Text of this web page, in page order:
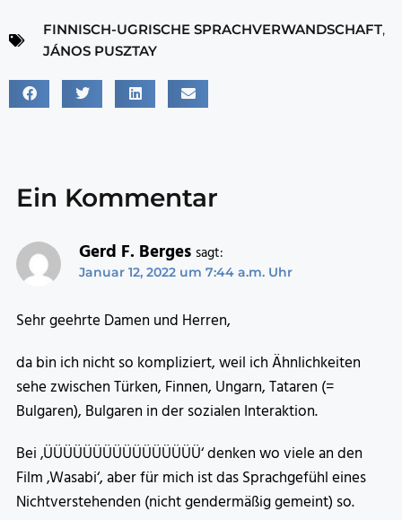
FINNISCH-UGRISCHE SPRACHVERWANDSCHAFT,
JÁNOS PUSZTAY
Ein Kommentar
Gerd F. Berges sagt:
Januar 12, 2022 um 7:44 a.m. Uhr
Sehr geehrte Damen und Herren,
da bin ich nicht so kompliziert, weil ich Ähnlichkeiten
sehe zwischen Türken, Finnen, Ungarn, Tataren (=
Bulgaren), Bulgaren in der sozialen Interaktion.
Bei ‚ÜÜÜÜÜÜÜÜÜÜÜÜÜÜÜÜ‘ denken wo viele an den
Film ‚Wasabi‘, aber für mich ist das Sprachgefühl eines
Nichtverstehenden (nicht gendermäßig gemeint) so.